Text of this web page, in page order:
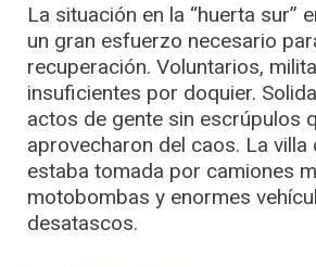
La situación en la “huerta sur”
un gran esfuerzo necesario
recuperación. Voluntarios,
insuficientes por doquier.
actos de gente sin escrúpulos
aprovecharon del caos. La villa
estaba tomada por camiones
motobombas y enormes
desatascos.